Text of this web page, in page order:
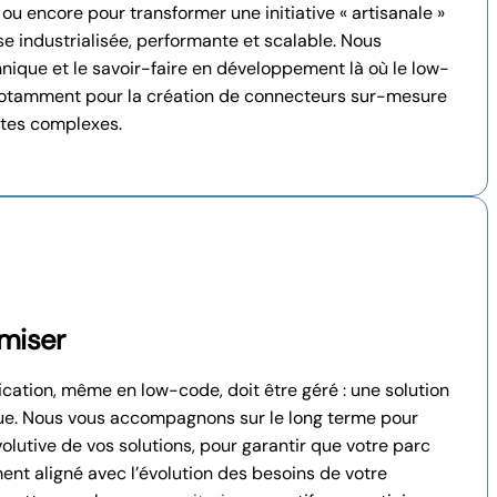
encore pour transformer une initiative « artisanale »
industrialisée, performante et scalable. Nous
et le savoir-faire en développement là où le low-
pour la création de connecteurs sur-mesure
complexes.
même en low-code, doit être géré : une solution
Nous vous accompagnons sur le long terme pour
de vos solutions, pour garantir que votre parc
aligné avec l’évolution des besoins de votre